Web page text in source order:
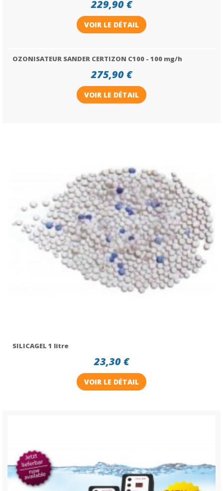
229,90 €
VOIR LE DÉTAIL
OZONISATEUR SANDER CERTIZON C100 - 100 mg/h
275,90 €
VOIR LE DÉTAIL
SILICAGEL 1 litre
23,30 €
VOIR LE DÉTAIL